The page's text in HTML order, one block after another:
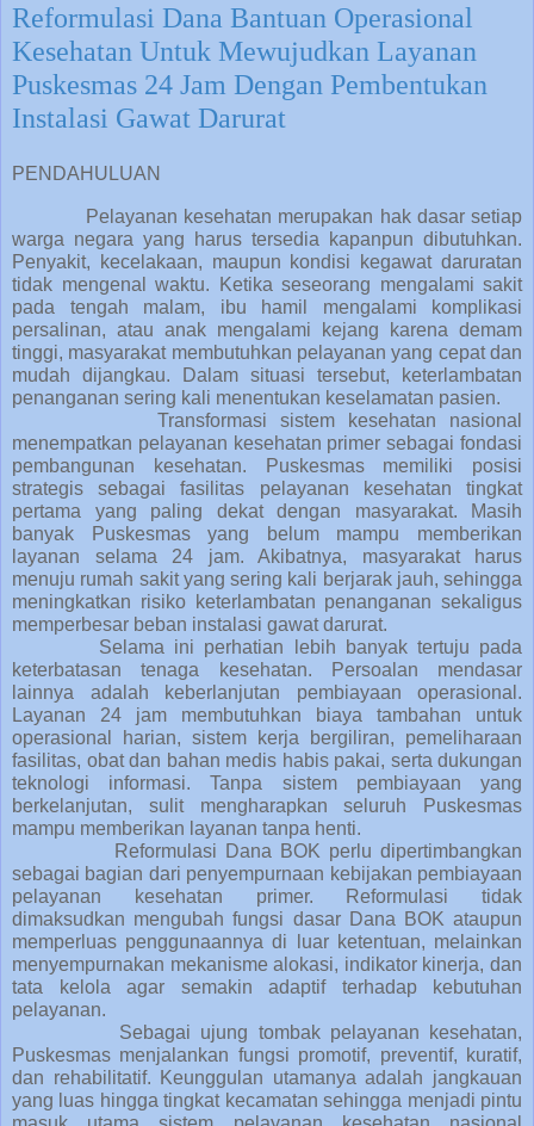
Reformulasi Dana Bantuan Operasional
Kesehatan Untuk Mewujudkan Layanan
Puskesmas 24 Jam Dengan Pembentukan
Instalasi Gawat Darurat
PENDAHULUAN
Pelayanan kesehatan merupakan hak dasar setiap
warga negara yang harus tersedia kapanpun dibutuhkan.
Penyakit, kecelakaan, maupun kondisi kegawat daruratan
tidak mengenal waktu. Ketika seseorang mengalami sakit
pada tengah malam, ibu hamil mengalami komplikasi
persalinan, atau anak mengalami kejang karena demam
tinggi, masyarakat membutuhkan pelayanan yang cepat dan
mudah dijangkau. Dalam situasi tersebut, keterlambatan
penanganan sering kali menentukan keselamatan pasien.
Transformasi sistem kesehatan nasional
menempatkan pelayanan kesehatan primer sebagai fondasi
pembangunan kesehatan. Puskesmas memiliki posisi
strategis sebagai fasilitas pelayanan kesehatan tingkat
pertama yang paling dekat dengan masyarakat. Masih
banyak Puskesmas yang belum mampu memberikan
layanan selama 24 jam. Akibatnya, masyarakat harus
menuju rumah sakit yang sering kali berjarak jauh, sehingga
meningkatkan risiko keterlambatan penanganan sekaligus
memperbesar beban instalasi gawat darurat.
Selama ini perhatian lebih banyak tertuju pada
keterbatasan tenaga kesehatan. Persoalan mendasar
lainnya adalah keberlanjutan pembiayaan operasional.
Layanan 24 jam membutuhkan biaya tambahan untuk
operasional harian, sistem kerja bergiliran, pemeliharaan
fasilitas, obat dan bahan medis habis pakai, serta dukungan
teknologi informasi. Tanpa sistem pembiayaan yang
berkelanjutan, sulit mengharapkan seluruh Puskesmas
mampu memberikan layanan tanpa henti.
Reformulasi Dana BOK perlu dipertimbangkan
sebagai bagian dari penyempurnaan kebijakan pembiayaan
pelayanan kesehatan primer. Reformulasi tidak
dimaksudkan mengubah fungsi dasar Dana BOK ataupun
memperluas penggunaannya di luar ketentuan, melainkan
menyempurnakan mekanisme alokasi, indikator kinerja, dan
tata kelola agar semakin adaptif terhadap kebutuhan
pelayanan.
Sebagai ujung tombak pelayanan kesehatan,
Puskesmas menjalankan fungsi promotif, preventif, kuratif,
dan rehabilitatif. Keunggulan utamanya adalah jangkauan
yang luas hingga tingkat kecamatan sehingga menjadi pintu